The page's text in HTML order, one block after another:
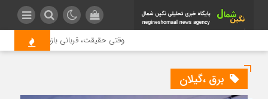
وقتی حقیقت، قربانی بازدید بیشتر
برق ،گیلان